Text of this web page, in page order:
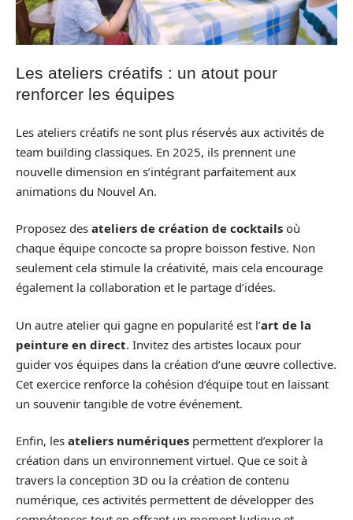
Les ateliers créatifs : un atout pour
renforcer les équipes
Les ateliers créatifs ne sont plus réservés aux activités de
team building classiques. En 2025, ils prennent une
nouvelle dimension en s’intégrant parfaitement aux
animations du Nouvel An.
Proposez des ateliers de création de cocktails où
chaque équipe concocte sa propre boisson festive. Non
seulement cela stimule la créativité, mais cela encourage
également la collaboration et le partage d’idées.
Un autre atelier qui gagne en popularité est l’art de la
peinture en direct. Invitez des artistes locaux pour
guider vos équipes dans la création d’une œuvre collective.
Cet exercice renforce la cohésion d’équipe tout en laissant
un souvenir tangible de votre événement.
Enfin, les ateliers numériques permettent d’explorer la
création dans un environnement virtuel. Que ce soit à
travers la conception 3D ou la création de contenu
numérique, ces activités permettent de développer des